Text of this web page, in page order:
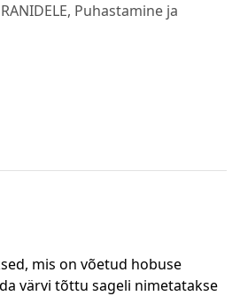
, Puhastamine ja
mis on võetud hobuse
värvi tõttu sageli nimetatakse